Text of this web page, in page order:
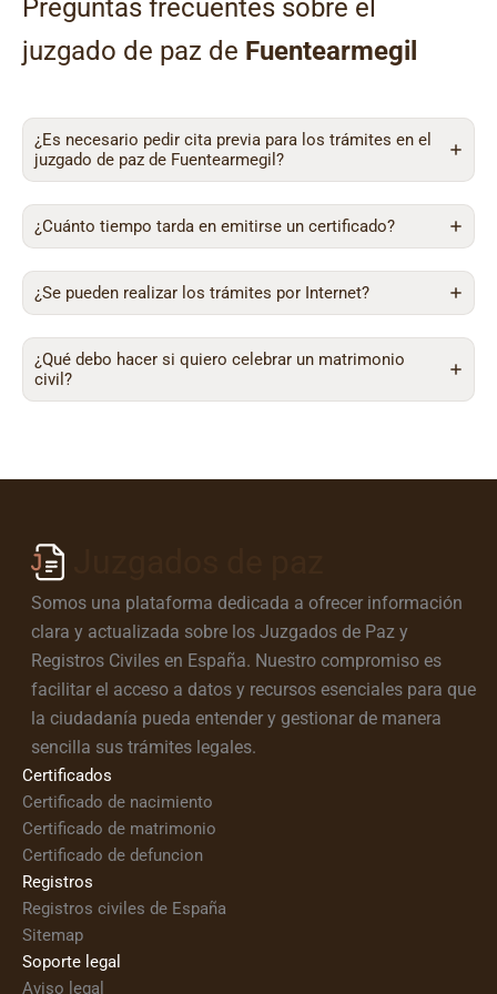
Preguntas frecuentes sobre el
juzgado de paz de Fuentearmegil
¿Es necesario pedir cita previa para los trámites en el
juzgado de paz de Fuentearmegil?
¿Cuánto tiempo tarda en emitirse un certificado?
¿Se pueden realizar los trámites por Internet?
¿Qué debo hacer si quiero celebrar un matrimonio
civil?
Somos una plataforma dedicada a ofrecer información
clara y actualizada sobre los Juzgados de Paz y
Registros Civiles en España. Nuestro compromiso es
facilitar el acceso a datos y recursos esenciales para que
la ciudadanía pueda entender y gestionar de manera
sencilla sus trámites legales.
Certificados
Certificado de nacimiento
Certificado de matrimonio
Certificado de defuncion
Registros
Registros civiles de España
Sitemap
Soporte legal
Aviso legal